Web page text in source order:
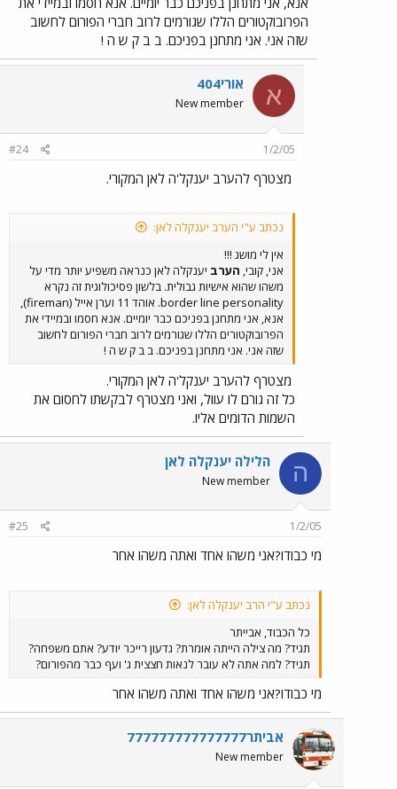
הפרובוקטורים הללו שגורמים לרוב חברי הפורום לחשוב
שזה אני. אני מתחנן בפניכם. ב ב ק ש ה !
א אורי404
New member
1/2/05
#24
מצטרף להערב יענקל'ה לאן המקורי.
נכתב ע"י הערב יענקלה לאן:
אין לי מושג !!!
אני, קובי, הערב יענקלה לאן כנראה משפיע יותר מדי על
משהו שהוא אישיות גבולית. בלשון פסיכולוגית זה נקרא
border line personality. אוהד 11 וערן אייל (fireman),
אנא, אני מתחנן בפניכם כבר יומיים. אנא חסמו ובמיידי את
הפרובוקטורים הללו שגורמים לרוב חברי הפורום לחשוב
שזה אני. אני מתחנן בפניכם. ב ב ק ש ה !
מצטרף להערב יענקל'ה לאן המקורי.
כל זה גורם לו עוול, ואני מצטרף לבקשתו לחסום את
השמות הדומים אליו.
ה הלילה יענקלה לאן
New member
1/2/05
#25
מי כבודו?אני משהו אחד ואתה משהו אחר
נכתב ע"י הרב יענקלה לאן:
כל הכבוד, אבייתר
תגיד? מה צילה הייתה אומרת? גדעון רייכר יודע? אתם משפחה?
תגיד? למה אתה לא עובר לנאות חצצית ג' ועף כבר מהפורום?
מי כבודו?אני משהו אחד ואתה משהו אחר
אביתר777777777777777
New member